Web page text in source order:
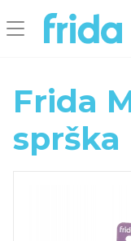
Frida
sprška